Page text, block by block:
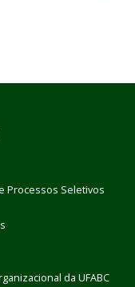
Processos Seletivos
da UFABC